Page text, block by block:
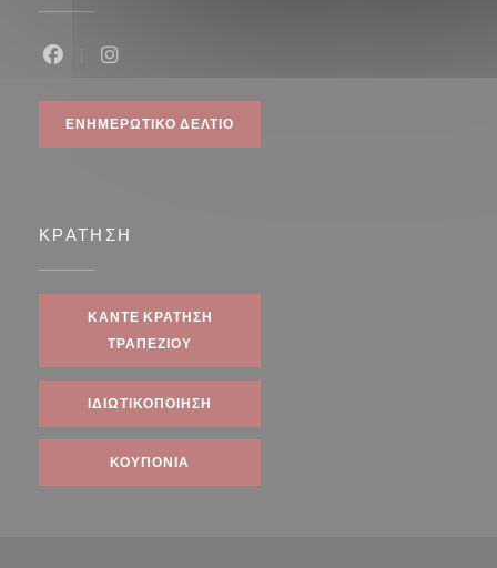
ΕΝΗΜΕΡΩΤΙΚΌ ΔΕΛΤΊΟ
ΚΡΆΤΗΣΗ
ΚΆΝΤΕ ΚΡΆΤΗΣΗ
ΤΡΑΠΕΖΙΟΎ
ΙΔΙΩΤΙΚΟΠΟΊΗΣΗ
ΚΟΥΠΌΝΙΑ